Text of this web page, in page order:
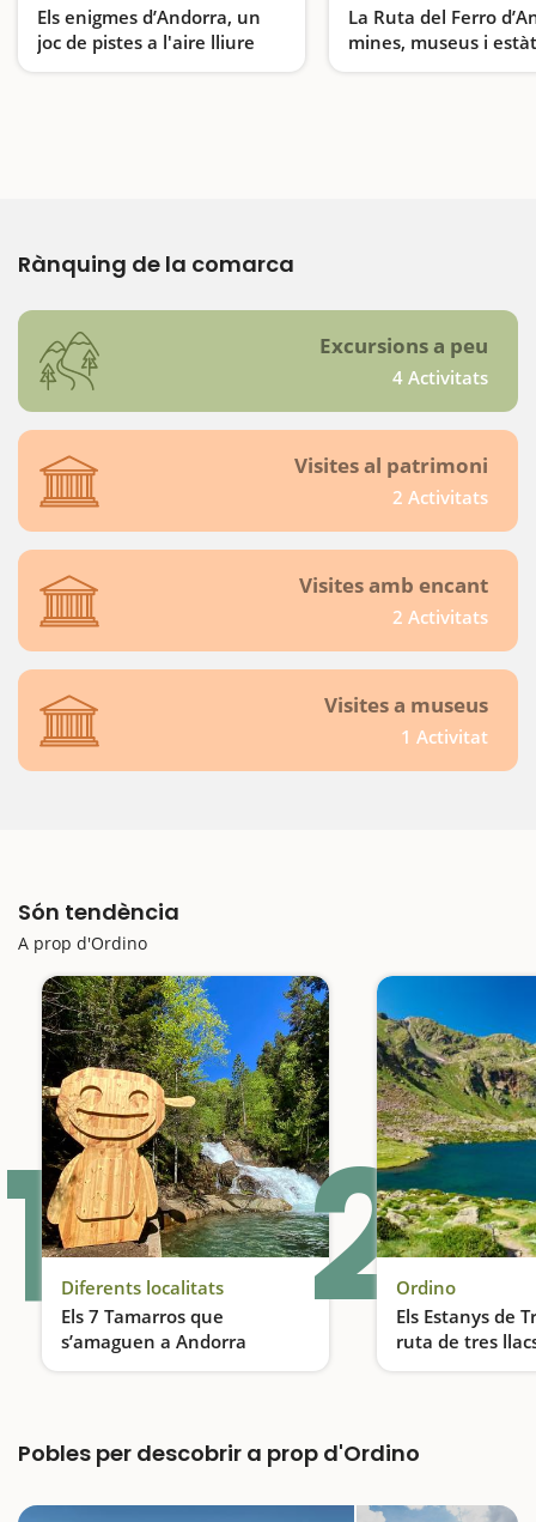
Els enigmes d’Andorra, un
joc de pistes a l'aire lliure
Andorra Escapeland, vuit reptes divertits a l’aire lliure
La Ruta del Ferro
mines, museus i
Rànquing de la comarca
Excursions a peu
4 Activitats
Visites al patrimoni
2 Activitats
Visites amb encant
2 Activitats
Visites a museus
1 Activitat
Són tendència
A prop d'Ordino
1 Diferents localitats
Els 7 Tamarros que
s’amaguen a Andorra
Descobreix els Tamarros d’Andorra, una activitat ideal per fer en família
2Ordino
Els Estanys de
ruta de tres
Pobles per descobrir a prop d'Ordino